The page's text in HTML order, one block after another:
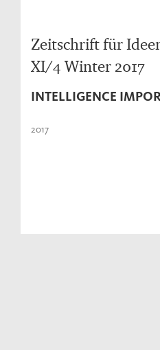
Zeitschrift für
XI/4 Winter 2017
INTELLIGENCE
2017